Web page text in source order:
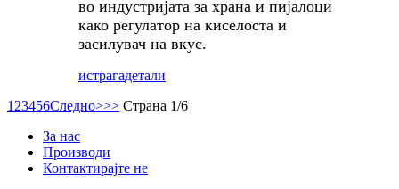
во индустријата за храна и пијалоци
како регулатор на киселоста и
засилувач на вкус.
истрагадетали
1 23456Следно>>> Страна 1/6
За нас
Производи
Контактирајте не